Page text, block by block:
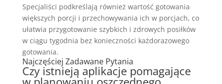
Specjaliści podkreślają również wartość gotowania
większych porcji i przechowywania ich w porcjach, co
ułatwia przygotowanie szybkich i zdrowych posiłków
w ciągu tygodnia bez konieczności każdorazowego
gotowania.
Najczęściej Zadawane Pytania
Czy istnieją aplikacje pomagające